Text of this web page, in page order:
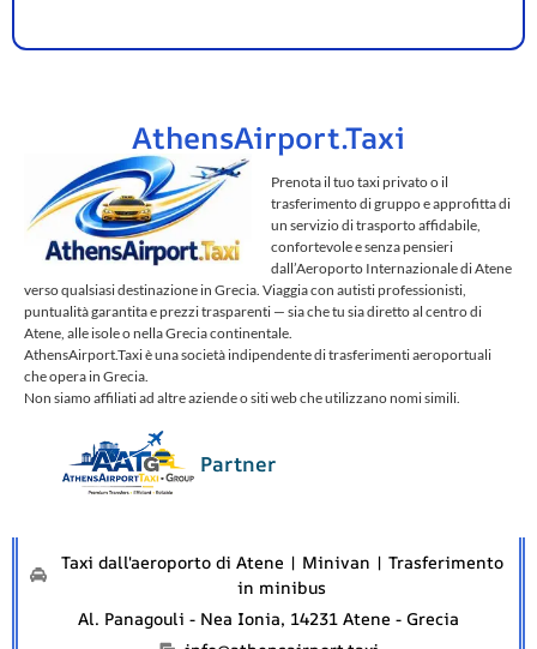
AthensAirport.Taxi
Prenota il tuo taxi privato o il
trasferimento di gruppo e approfitta di
un servizio di trasporto affidabile,
confortevole e senza pensieri
dall’Aeroporto Internazionale di Atene
verso qualsiasi destinazione in Grecia. Viaggia con autisti professionisti,
puntualità garantita e prezzi trasparenti — sia che tu sia diretto al centro di
Atene, alle isole o nella Grecia continentale.
AthensAirport.Taxi è una società indipendente di trasferimenti aeroportuali
che opera in Grecia.
Non siamo affiliati ad altre aziende o siti web che utilizzano nomi simili.
Partner
Taxi dall'aeroporto di Atene | Minivan | Trasferimento
in minibus
Al. Panagouli - Nea Ionia, 14231 Atene - Grecia